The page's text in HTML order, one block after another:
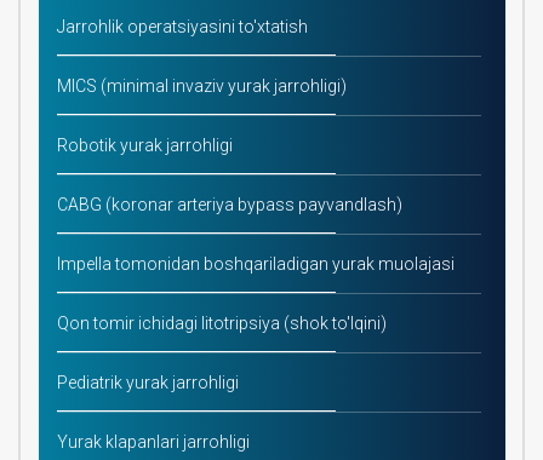
Jarrohlik operatsiyasini to'xtatish
MICS (minimal invaziv yurak jarrohligi)
Robotik yurak jarrohligi
CABG (koronar arteriya bypass payvandlash)
Impella tomonidan boshqariladigan yurak muolajasi
Qon tomir ichidagi litotripsiya (shok to'lqini)
Pediatrik yurak jarrohligi
Yurak klapanlari jarrohligi